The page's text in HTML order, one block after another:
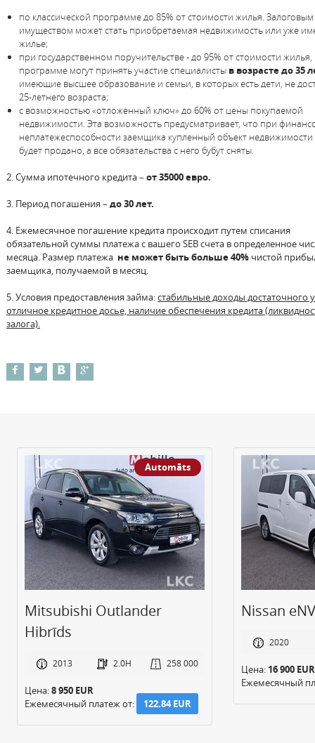
по классической программе до 85% от стоимости жилья. Залоговым
имуществом может стать приобретаемая недвижимость или уже
жилье;
при государственном поручительстве - до 95% от стоимости жилья,
программе могут принять участие специалисты в возрасте до 35
имеющие высшее образование и семьи, в которых есть дети, не
25-летнего возраста;
с возможностью «отложенный ключ» до 60% от цены покупаемой
недвижимости. Эта возможность предусматривает, что при
неплатежеспособности заемщика купленный объект
будет продано, а все обязательства с него бубут сняты.
2. Сумма ипотечного кредита – от 35000 евро.
3. Период погашения – до 30 лет.
4. Ежемесячное погашение кредита происходит путем списания
обязательной суммы платежа с вашего SEB счета в определенное
месяца. Размер платежа не может быть больше 40% чистой
заемщика, получаемой в месяц.
5. Условия предоставления займа:стабильные доходы достаточного
отличное кредитное досье, наличие обеспечения кредита
залога).
Automāts
Mitsubishi Outlander
Hibrīds
2013 2.0H 258 000
Цена:8 950 EUR
Ежемесячный платеж от:
122.84 EUR
Nissan
2020
Цена: 16 900 EUR
Ежемесячный